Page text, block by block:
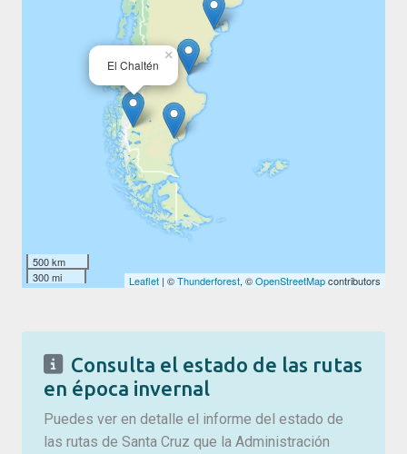
El Chaltén
×
500 km
300 mi
Leaflet | ©Thunderforest, ©OpenStreetMapcontributors
Consulta el estado de las rutas
en época invernal
Puedes ver en detalle el informe del estado de
las rutas de Santa Cruz que la Administración